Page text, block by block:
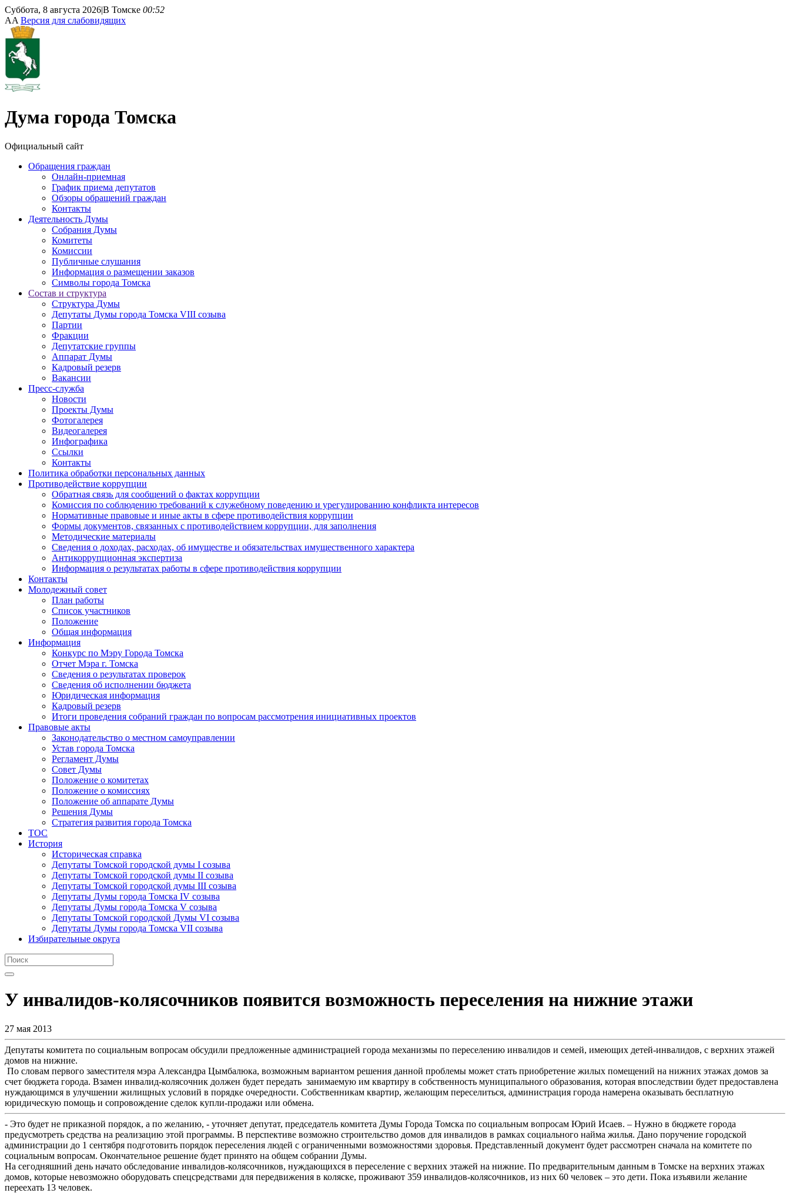
Суббота, 8 августа 2026|В Томске 00:52
AA Версия для слабовидящих
Дума города Томска
Официальный сайт
Обращения граждан
Онлайн-приемная
График приема депутатов
Обзоры обращений граждан
Контакты
Деятельность Думы
Собрания Думы
Комитеты
Комиссии
Публичные слушания
Информация о размещении заказов
Символы города Томска
Состав и структура
Структура Думы
Депутаты Думы города Томска VIII созыва
Партии
Фракции
Депутатские группы
Аппарат Думы
Кадровый резерв
Вакансии
Пресс-служба
Новости
Проекты Думы
Фотогалерея
Видеогалерея
Инфографика
Ссылки
Контакты
Политика обработки персональных данных
Прoтивoдeйствие кoрpупции
Обратная связь для сообщений о фактах коррупции
Комиссия по соблюдению требований к служебному поведению и урегулированию конфликта интересов
Нормативные правовые и иные акты в сфере противодействия коррупции
Формы документов, связанных с противодействием коррупции, для заполнения
Методические материалы
Сведения о доходах, расходах, об имуществе и обязательствах имущественного характера
Антикоррупционная экспертиза
Информация о результатах работы в сфере противодействия коррупции
Контакты
Молодежный совет
План работы
Список участников
Положение
Общая информация
Информация
Конкурс по Мэру Города Томска
Отчет Мэра г. Томска
Сведения о результатах проверок
Сведения об исполнении бюджета
Юридическая информация
Кадровый резерв
Итоги проведения собраний граждан по вопросам рассмотрения инициативных проектов
Правовые акты
Законодательство о местном самоуправлении
Устав города Томска
Регламент Думы
Совет Думы
Положение о комитетах
Положение о комиссиях
Положение об аппарате Думы
Решения Думы
Стратегия развития города Томска
ТОС
История
Историческая справка
Депутаты Томской городской думы I созыва
Депутаты Томской городской думы II созыва
Депутаты Томской городской думы III созыва
Депутаты Думы города Томска IV созыва
Депутаты Думы города Томска V созыва
Депутаты Томской городской Думы VI созыва
Депутаты Думы города Томска VII созыва
Избирательные округа
У инвалидов-колясочников появится возможность переселения на нижние этажи
27 мая 2013
Депутаты комитета по социальным вопросам обсудили предложенные администрацией города механизмы по переселению инвалидов и семей, имеющих детей-инвалидов, с верхних этажей
домов на нижние.
По словам первого заместителя мэра Александра Цымбалюка, возможным вариантом решения данной проблемы может стать приобретение жилых помещений на нижних этажах домов за
счет бюджета города. Взамен инвалид-колясочник должен будет передать занимаемую им квартиру в собственность муниципального образования, которая впоследствии будет предоставлена
нуждающимся в улучшении жилищных условий в порядке очередности. Собственникам квартир, желающим переселиться, администрация города намерена оказывать бесплатную
юридическую помощь и сопровождение сделок купли-продажи или обмена.
- Это будет не приказной порядок, а по желанию, - уточняет депутат, председатель комитета Думы Города Томска по социальным вопросам Юрий Исаев. – Нужно в бюджете города
предусмотреть средства на реализацию этой программы. В перспективе возможно строительство домов для инвалидов в рамках социального найма жилья. Дано поручение городской
администрации до 1 сентября подготовить порядок переселения людей с ограниченными возможностями здоровья. Представленный документ будет рассмотрен сначала на комитете по
социальным вопросам. Окончательное решение будет принято на общем собрании Думы.
На сегодняшний день начато обследование инвалидов-колясочников, нуждающихся в переселение с верхних этажей на нижние. По предварительным данным в Томске на верхних этажах
домов, которые невозможно оборудовать спецсредствами для передвижения в коляске, проживают 359 инвалидов-колясочников, из них 60 человек – это дети. Пока изъявили желание
переехать 13 человек.